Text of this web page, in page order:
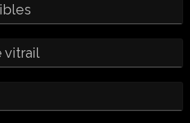
vitrail